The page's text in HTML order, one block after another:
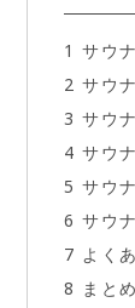
1 サウ
2 サウ
3 サウ
4 サウ
5 サウ
6 サウ
7 よく
8 まとめ